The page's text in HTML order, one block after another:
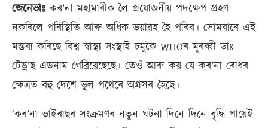
জেনেভাঃকৰ’না মহামাৰীক লৈ প্ৰয়োজনীয় পদক্ষেপ গ্ৰহণ
নকৰিলে পৰিস্থিতি আৰু অধিক ভয়াৱহ হৈ পৰিব। সোমবাৰে এই
মন্তব্য কৰিছে বিশ্ব স্বাস্থ্য সংস্থাই চমুকৈ WHOৰ মূৰব্বী ডাঃ
টেড্ৰ’ছ এডনাম গেব্ৰিয়েছেছে। তেওঁ আৰু কয় যে কৰ’না ৰোধৰ
ক্ষেত্ৰত বহু দেশে ভুল পথেৰে অগ্ৰসৰ হৈছে।
‘কৰ’না ভাইৰাছৰ সংক্ৰমণৰ নতুন ঘটনা দিনে দিনে বৃদ্ধি পায়েই